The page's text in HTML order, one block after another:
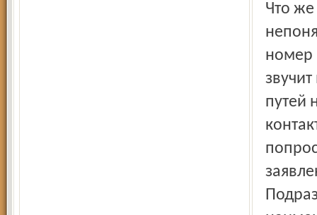
Что же
номер
путей